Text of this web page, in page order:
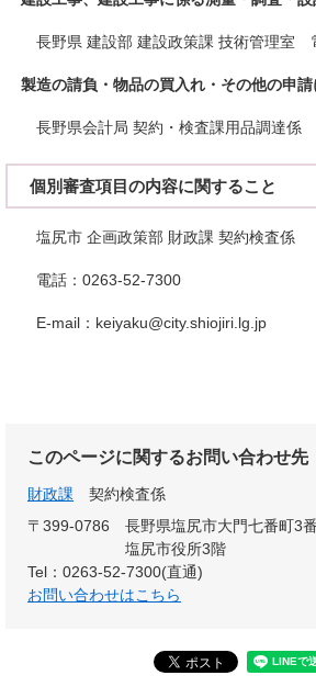
長野県 建設部 建設政策課 技術管理室
製造の請負・物品の買入れ・その他の申請
長野県会計局 契約・検査課用品調達
個別審査項目の内容に関すること
塩尻市 企画政策部 財政課 契約検査係
電話：0263-52-7300
E-mail：keiyaku@city.shiojiri.lg.jp
このページに関するお問い合わせ先
財政課
契約検査係
〒399-0786
長野県塩尻市大門七番町3
塩尻市役所3階
Tel：0263-52-7300(直通)
お問い合わせはこちら